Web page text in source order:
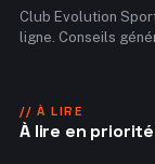
Club Evolution
ligne. Conseils
// À LIRE
À lire en priorité